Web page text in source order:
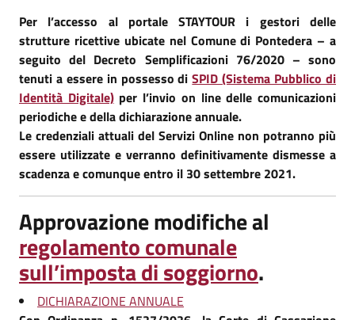
Per l’accesso al portale STAYTOUR i gestori delle
strutture ricettive ubicate nel Comune di Pontedera – a
seguito del Decreto Semplificazioni 76/2020 – sono
tenuti a essere in possesso diSPID (Sistema Pubblico di
Identità Digitale)per l’invio on line delle comunicazioni
periodiche e della dichiarazione annuale.
Le credenziali attuali del Servizi Online non potranno più
essere utilizzate e verranno definitivamente dismesse a
scadenza e comunque entro il 30 settembre 2021.
Approvazione modifiche al
regolamento comunale
sull’imposta di soggiorno.
DICHIARAZIONE ANNUALE